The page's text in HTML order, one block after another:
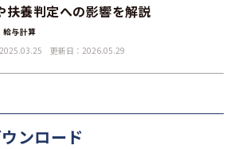
扶養判定への影響を解説
給与計算
更新日：2026.05.29
ンロード